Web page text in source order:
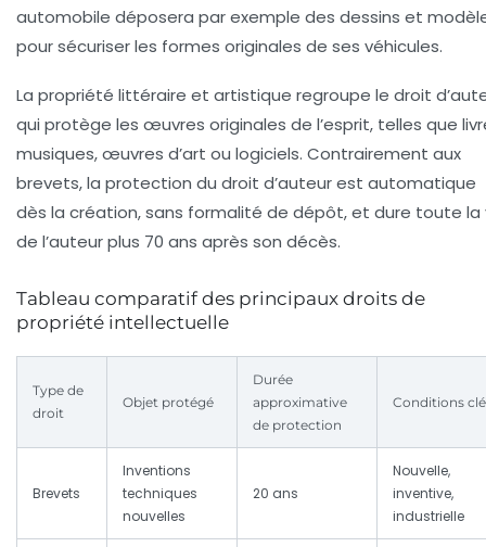
automobile déposera par exemple des dessins et
pour sécuriser les formes originales de ses véhicules.
La propriété littéraire et artistique regroupe le droit
qui protège les œuvres originales de l’esprit, telles que
musiques, œuvres d’art ou logiciels. Contrairement aux
brevets, la protection du droit d’auteur est automatique
dès la création, sans formalité de dépôt, et dure toute la
de l’auteur plus 70 ans après son décès.
Tableau comparatif des principaux droits de
propriété intellectuelle
Type de
droit
Objet protégé
Durée
approximative
de protection
Conditions
Brevets
Inventions
techniques
nouvelles
20 ans
Nouvelle,
inventive,
industrielle